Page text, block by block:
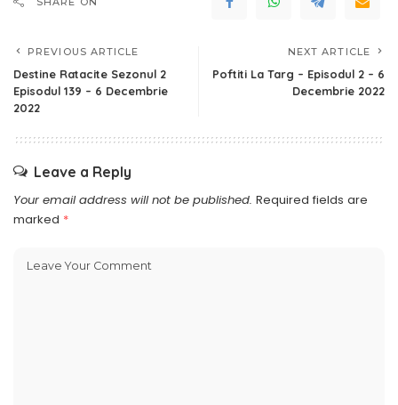
PREVIOUS ARTICLE
Destine Ratacite Sezonul 2
Episodul 139 – 6 Decembrie
2022
NEXT ARTICLE
Poftiti La Targ – Episodul 2 – 6
Decembrie 2022
Leave a Reply
Your email address will not be published. Required fields are
marked *